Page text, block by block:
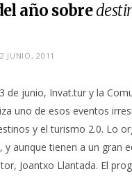
año sobre
JUNIO, 2011
de junio, Invat.tur y la
uno de esos eventos
y el turismo 2.0. Lo
y aunque tienen a un gran
Joantxo Llantada. El